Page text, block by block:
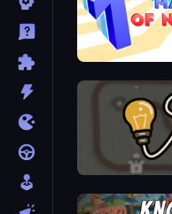
Master of Numbers
Light The Lamp